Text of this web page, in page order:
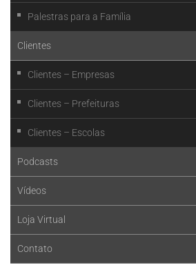
Palestras para a Família
Clientes
Clientes – Empresas
Clientes – Prefeituras
Clientes – Escolas
Podcasts
Vídeos
Loja Virtual
Contato